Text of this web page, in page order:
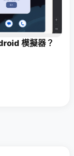
模擬器？